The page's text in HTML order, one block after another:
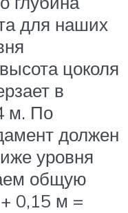
для наших
цоколя
в
м. По
должен
уровня
общую
0,15 м =